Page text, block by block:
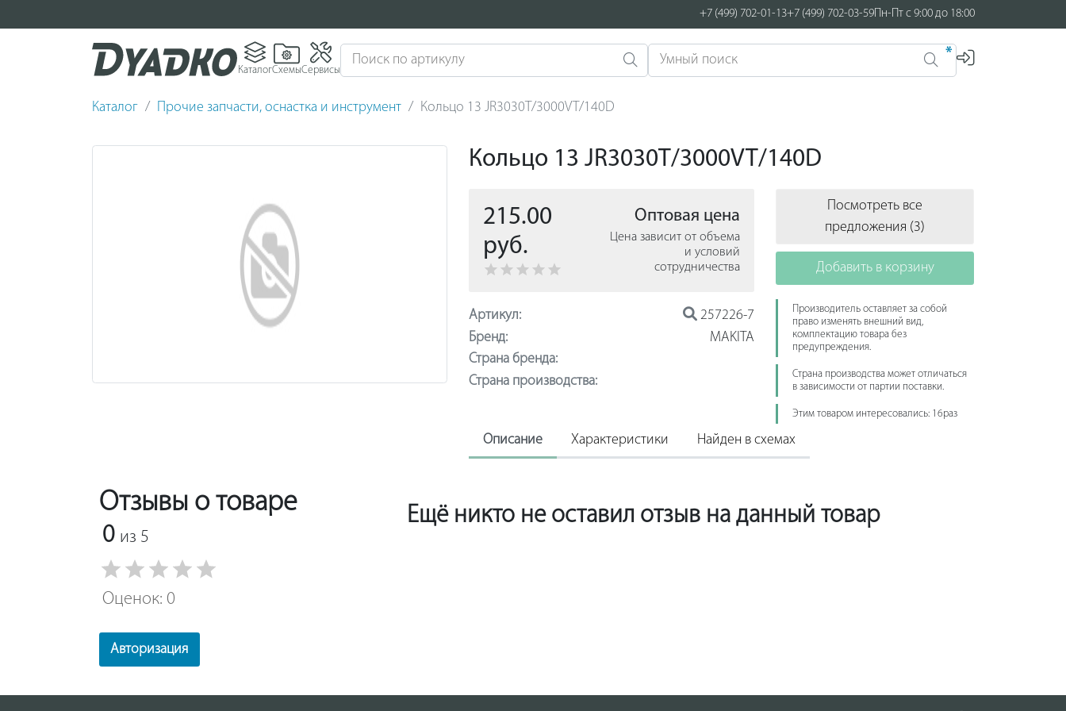
+7 (499) 702-01-13+7 (499) 702-03-59Пн-Пт с 9:00 до 18:00
КаталогСхемыСервисы
*
Каталог Прочие запчасти, оснастка и инструмент Кольцо 13 JR3030T/3000VT/140D
Кольцо 13 JR3030T/3000VT/140D
215.00
руб.
Оптовая цена
Цена зависит от объема
и условий
сотрудничества
Артикул:
257226-7
Бренд:
MAKITA
Страна бренда:
Страна производства:
Посмотреть все
предложения (3)
Добавить в корзину
Производитель оставляет за собой
право изменять внешний вид,
комплектацию товара без
предупреждения.
Страна производства может отличаться
в зависимости от партии поставки.
Этим товаром интересовались: 16раз
Описание Характеристики Найден в схемах
Отзывы о товаре
0 из 5
Оценок: 0
Авторизация
Ещё никто не оставил отзыв на данный товар